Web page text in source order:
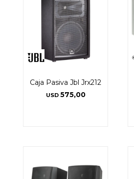
Caja Pasiva Jbl Jrx212
USD 575,00